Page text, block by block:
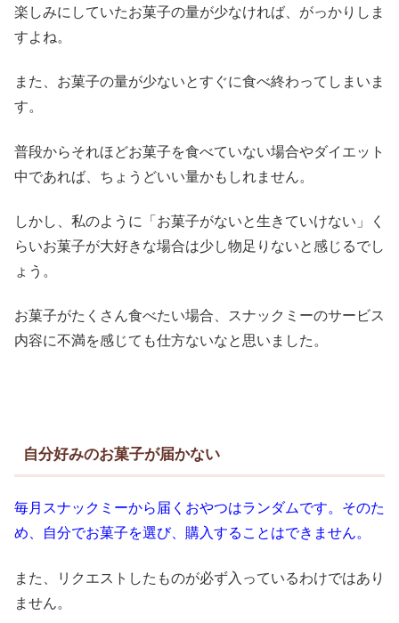
楽しみにしていたお菓子の量が少なければ、がっかりしま
すよね。
また、お菓子の量が少ないとすぐに食べ終わってしまいま
す。
普段からそれほどお菓子を食べていない場合やダイエット
中であれば、ちょうどいい量かもしれません。
しかし、私のように「お菓子がないと生きていけない」く
らいお菓子が大好きな場合は少し物足りないと感じるでし
ょう。
お菓子がたくさん食べたい場合、スナックミーのサービス
内容に不満を感じても仕方ないなと思いました。
自分好みのお菓子が届かない
毎月スナックミーから届くおやつはランダムです。そのた
め、自分でお菓子を選び、購入することはできません。
また、リクエストしたものが必ず入っているわけではあり
ません。